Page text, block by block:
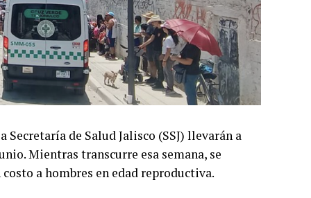
de Salud Jalisco (SSJ) llevarán a
Mientras transcurre esa semana, se
a hombres en edad reproductiva.